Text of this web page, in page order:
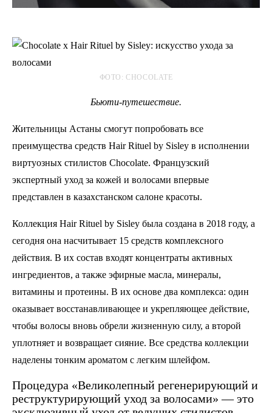
ФОТО: CHOCOLATE
Бьюти-путешествие.
Жительницы Астаны смогут попробовать все
преимущества средств Hair Rituel by Sisley в исполнении
виртуозных стилистов Chocolate. Французский
экспертный уход за кожей и волосами впервые
представлен в казахстанском салоне красоты.
Коллекция Hair Rituel by Sisley была создана в 2018 году, а
сегодня она насчитывает 15 средств комплексного
действия. В их состав входят концентраты активных
ингредиентов, а также эфирные масла, минералы,
витамины и протеины. В их основе два комплекса: один
оказывает восстанавливающее и укрепляющее действие,
чтобы волосы вновь обрели жизненную силу, а второй
уплотняет и возвращает сияние. Все средства коллекции
наделены тонким ароматом с легким шлейфом.
Процедура «Великолепный регенерирующий и
реструктурирующий уход за волосами» — это